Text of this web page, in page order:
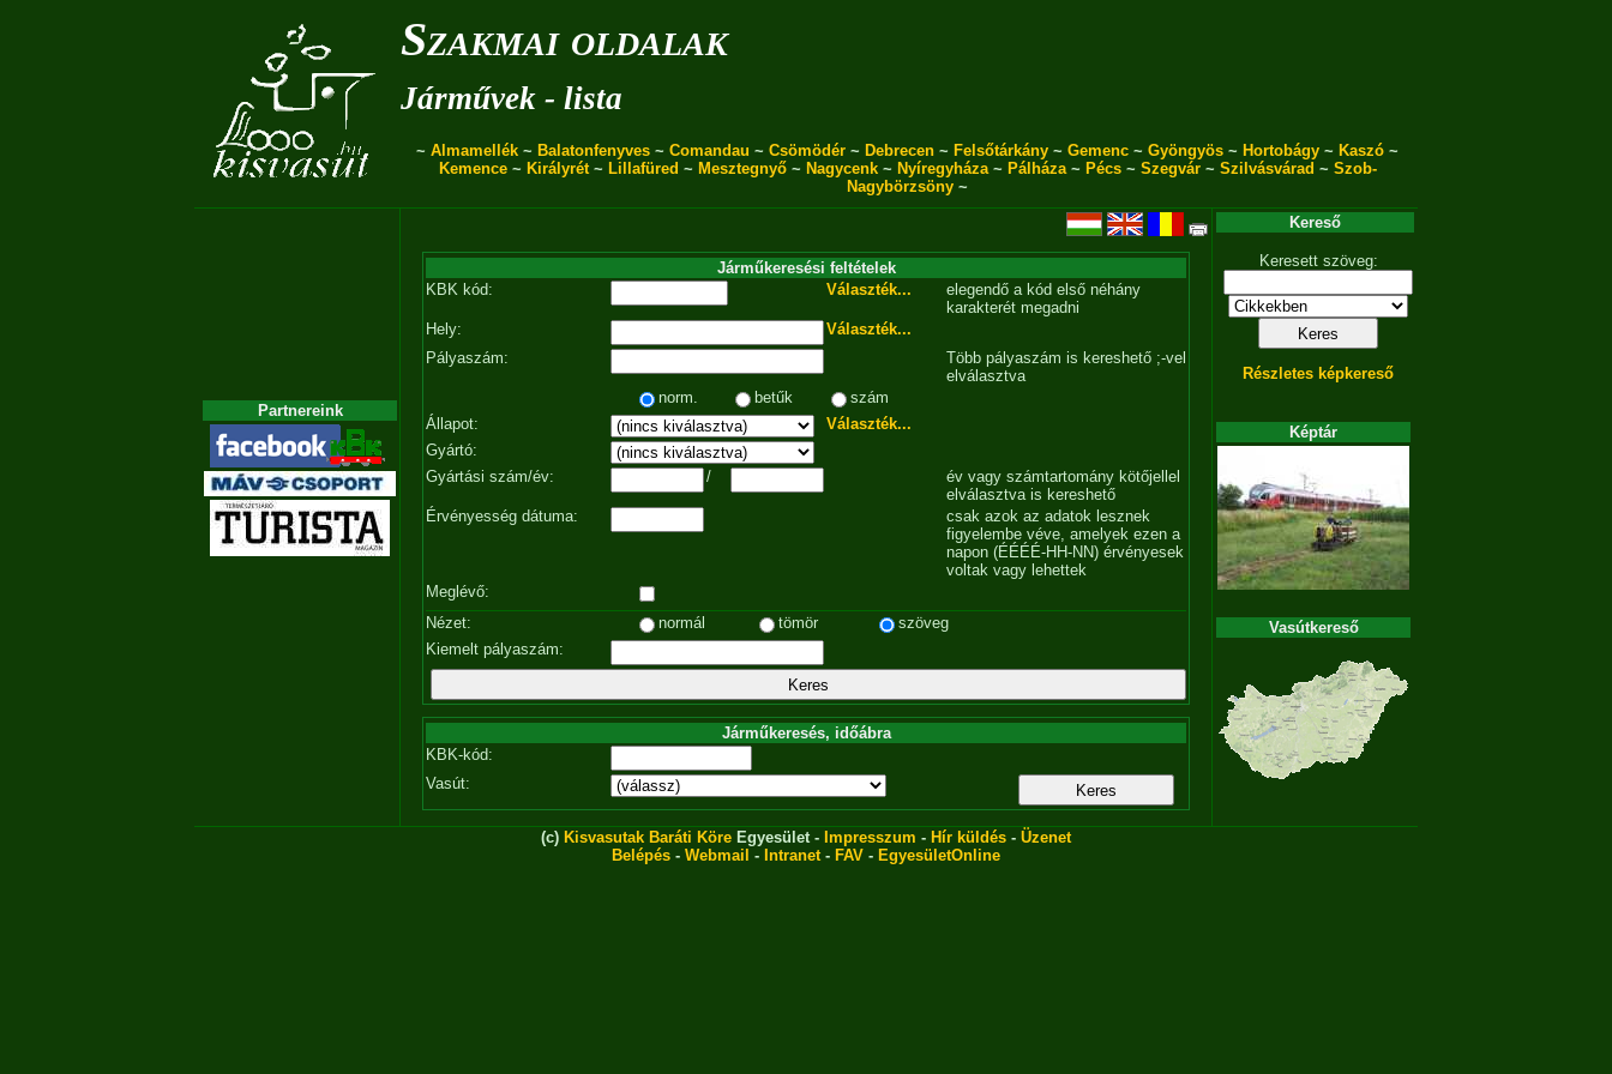
Szakmai oldalak
Járművek - lista
~ Almamellék ~ Balatonfenyves ~ Comandau ~ Csömödér ~ Debrecen ~ Felsőtárkány ~ Gemenc ~ Gyöngyös ~ Hortobágy ~ Kaszó ~
Kemence~ Királyrét~ Lillafüred ~ Mesztegnyő~ Nagycenk~ Nyíregyháza~ Pálháza~ Pécs~ Szegvár~ Szilvásvárad ~ Szob-
Nagybörzsöny ~
Partnereink
Járműkeresési feltételek
KBK kód:
Választék...
elegendő a kód első néhány
karakterét megadni
Hely:
Választék...
Pályaszám:
Több pályaszám is kereshető ;-vel
elválasztva
norm.
betűk
szám
Állapot:
Választék...
Gyártó:
Gyártási szám/év:
/
év vagy számtartomány kötőjellel
elválasztva is kereshető
Érvényesség dátuma:
csak azok az adatok lesznek
figyelembe véve, amelyek ezen a
napon (ÉÉÉÉ-HH-NN) érvényesek
voltak vagy lehettek
Meglévő:
Nézet:
normál tömör
szöveg
Kiemelt pályaszám:
Járműkeresés, időábra
KBK-kód:
Vasút:
Kereső
Keresett szöveg:
Részletes képkereső
Képtár
Vasútkereső
(c) Kisvasutak Baráti Köre Egyesület - Impresszum - Hír küldés - Üzenet
Belépés - Webmail - Intranet- FAV - EgyesületOnline